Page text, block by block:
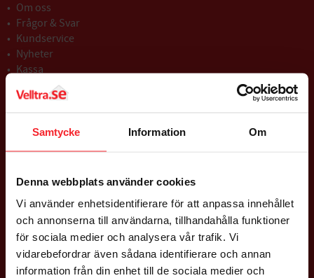
Samtycke Information Om
Denna webbplats använder cookies
Vi använder enhetsidentifierare för att anpassa innehållet
och annonserna till användarna, tillhandahålla funktioner
för sociala medier och analysera vår trafik. Vi
vidarebefordrar även sådana identifierare och annan
information från din enhet till de sociala medier och
Om oss
Frågor & Svar
Kundservice
Nyheter
Kassa
Köpvillkor
Policy & Cookies
Nöjd med din beställning
GODSMOTTAGNING
Mån - Fre: 08:00 - 16:00
Lördag: Stängt
Söndag: Stängt